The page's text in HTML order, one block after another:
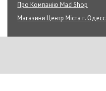
Про Компанію Mad Shop
Магазини Центр Міста г.